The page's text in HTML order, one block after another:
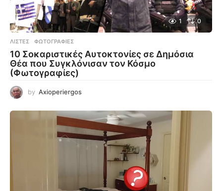
1 0
ΛΊΣΤΕΣ ,ΦΩΤΟΓΡΑΦΊΕΣ
10 Σοκαριστικές Αυτοκτονίες σε Δημόσια
Θέα που Συγκλόνισαν τον Κόσμο
(Φωτογραφίες)
by Axioperiergos